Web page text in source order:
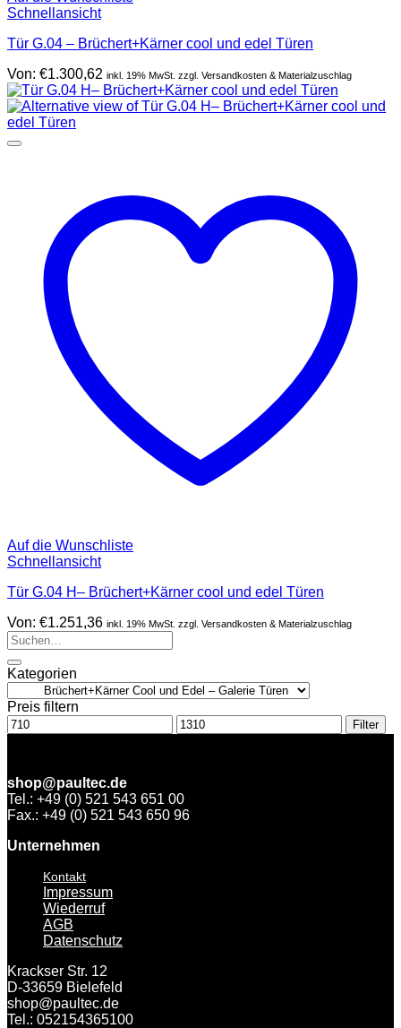
Schnellansicht
Tür G.04 – Brüchert+Kärner cool und edel Türen
Von: €1.300,62 inkl. 19% MwSt. zzgl. Versandkosten & Materialzuschlag
Auf die Wunschliste
Schnellansicht
Tür G.04 H– Brüchert+Kärner cool und edel Türen
Von: €1.251,36 inkl. 19% MwSt. zzgl. Versandkosten & Materialzuschlag
Suchen
nach:
Kategorien
Preis filtern
Min.
Preis
Max.
Preis
Filter
shop@paultec.de
Tel.: +49 (0) 521 543 651 00
Fax.: +49 (0) 521 543 650 96
Unternehmen
Kontakt
Impressum
Wiederruf
AGB
Datenschutz
Krackser Str. 12
D-33659 Bielefeld
shop@paultec.de
Tel.: 052154365100